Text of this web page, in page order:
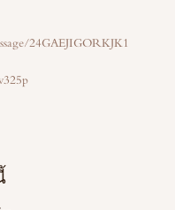
24GAEJIGORKJK1